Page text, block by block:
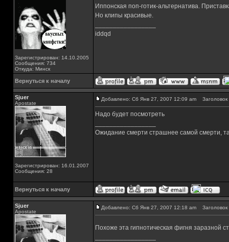
Зарегистрирован: 14.10.2005
Сообщения: 734
Откуда: Минск
Иппонская поп-готик-альтернатива.
Но клипы красивые.
iddqd
Вернуться к началу
Sjuer
Apostate
Зарегистрирован: 16.01.2007
Сообщения: 28
Добавлено: Сб Янв 27, 2007 12:09 am
Надо будет посмотреть
Ожидание смерти страшнее самой смерти,
Вернуться к началу
Sjuer
Apostate
Добавлено: Сб Янв 27, 2007 12:18 am
Похоже эта гипнотическая фигня заразной